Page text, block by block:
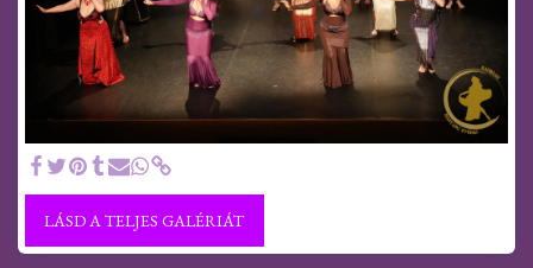
LÁSD A TELJES GALÉRIÁT